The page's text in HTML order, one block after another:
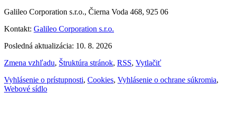
Galileo Corporation s.r.o., Čierna Voda 468, 925 06
Kontakt: Galileo Corporation s.r.o.
Posledná aktualizácia: 10. 8. 2026
Zmena vzhľadu, Štruktúra stránok, RSS, Vytlačiť
Vyhlásenie o prístupnosti, Cookies, Vyhlásenie o ochrane súkromia,
Webové sídlo